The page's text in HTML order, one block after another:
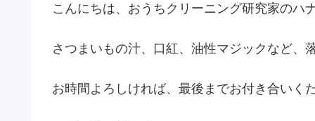
こんにちは、おうちクリーニング研究家のハ
さつまいもの汁、口紅、油性マジックなど、
お時間よろしければ、最後までお付き合いく